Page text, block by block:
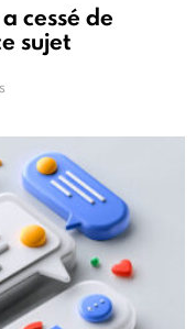
cessé de
sujet